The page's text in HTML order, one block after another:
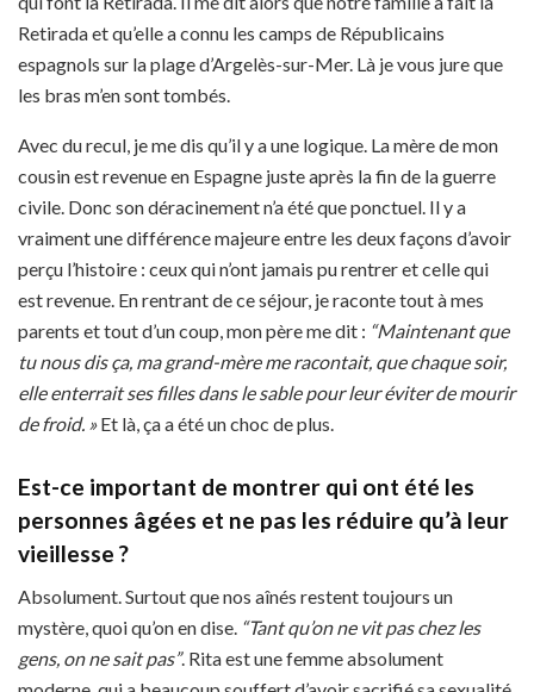
Retirada et qu’elle a connu les camps de Républicains
espagnols sur la plage d’Argelès-sur-Mer. Là je vous jure que
les bras m’en sont tombés.
Avec du recul, je me dis qu’il y a une logique. La mère de mon
cousin est revenue en Espagne juste après la fin de la guerre
civile. Donc son déracinement n’a été que ponctuel. Il y a
vraiment une différence majeure entre les deux façons d’avoir
perçu l’histoire : ceux qui n’ont jamais pu rentrer et celle qui
est revenue. En rentrant de ce séjour, je raconte tout à mes
parents et tout d’un coup, mon père me dit : “Maintenant que
tu nous dis ça, ma grand-mère me racontait, que chaque soir,
elle enterrait ses filles dans le sable pour leur éviter de mourir
de froid. »Et là, ça a été un choc de plus.
Est-ce important de montrer qui ont été les
personnes âgées et ne pas les réduire qu’à leur
vieillesse ?
Absolument. Surtout que nos aînés restent toujours un
mystère, quoi qu’on en dise. “Tant qu’on ne vit pas chez les
gens, on ne sait pas”. Rita est une femme absolument